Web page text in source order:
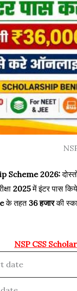
Scheme 2026:
2025में इंटर पास
के तहत 36 हजारकी
NSP CSS
date